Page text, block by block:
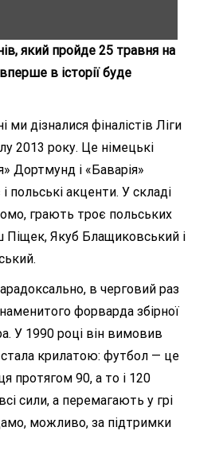
який пройде 25 травня на
в історії буде
дізналися фіналістів Ліги
2013 року. Це німецькі
Дортмунд і «Баварія»
польські акценти. У складі
грають троє польських
Піщек, Якуб Блащиковський і
в черговий раз
форварда збірної
У 1990 році він вимовив
крилатою: футбол — це
протягом 90, а то і 120
сили, а перемагають у грі
можливо, за підтримки